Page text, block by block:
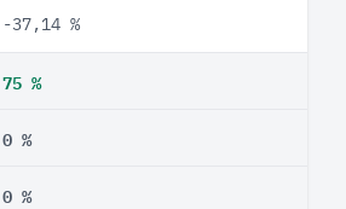
-37,14 %
75 %
0 %
0 %